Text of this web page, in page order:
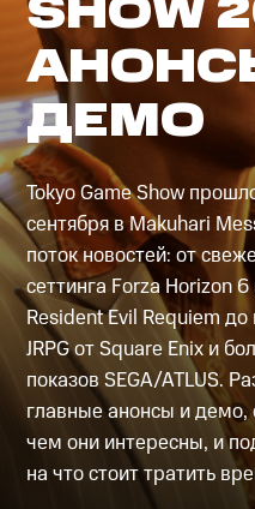
ДЕМО
Tokyo Game Show
сентября в Makuhari
поток новостей: от
сеттинга Forza Horizon
Resident Evil Requiem
JRPG от Square Enix и
показов SEGA/ATLUS.
главные анонсы и демо,
чем они интересны, и
на что стоит тратить